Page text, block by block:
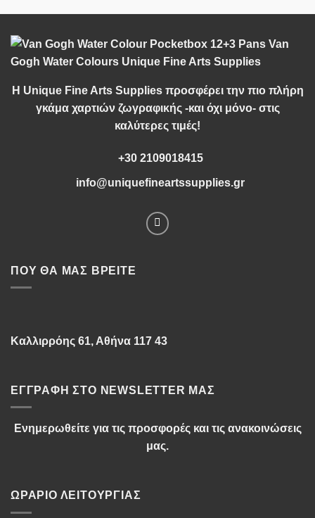
Η Unique Fine Arts Supplies προσφέρει την πιο πλήρη
γκάμα χαρτιών ζωγραφικής -και όχι μόνο- στις
καλύτερες τιμές!
+30 2109018415
info@uniquefineartssupplies.gr
ΠΟΥ ΘΑ ΜΑΣ ΒΡΕΊΤΕ
Καλλιρρόης 61, Αθήνα 117 43
ΕΓΓΡΑΦΉ ΣΤΟ NEWSLETTER ΜΑΣ
Ενημερωθείτε για τις προσφορές και τις ανακοινώσεις
μας.
ΩΡΆΡΙΟ ΛΕΙΤΟΥΡΓΊΑΣ